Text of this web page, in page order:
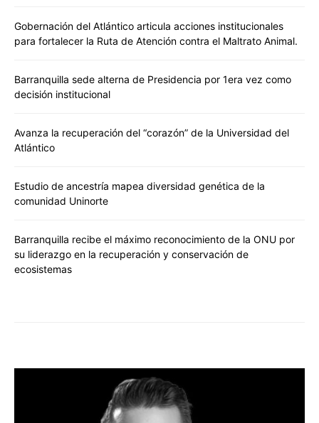
Gobernación del Atlántico articula acciones institucionales
para fortalecer la Ruta de Atención contra el Maltrato Animal.
Barranquilla sede alterna de Presidencia por 1era vez como
decisión institucional
Avanza la recuperación del “corazón” de la Universidad del
Atlántico
Estudio de ancestría mapea diversidad genética de la
comunidad Uninorte
Barranquilla recibe el máximo reconocimiento de la ONU por
su liderazgo en la recuperación y conservación de
ecosistemas